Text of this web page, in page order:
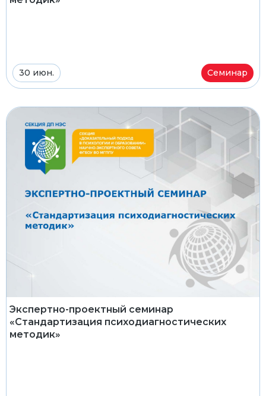
30 июн. Семинар
Экспертно-проектный семинар
«Стандартизация психодиагностических
методик»